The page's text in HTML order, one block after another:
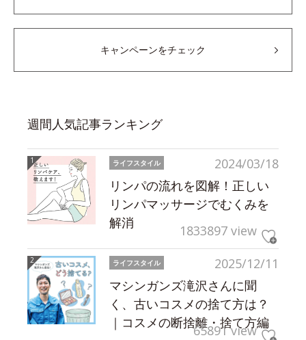
キャンペーンをチェック
週間人気記事ランキング
2024/03/18
ライフスタイル
リンパの流れを図解！正しい
リンパマッサージでむくみを
解消
1833897 view
2025/12/11
ライフスタイル
マシンガンズ滝沢さんに聞
く、古いコスメの捨て方は？
｜コスメの断捨離・捨て方編
65891 view